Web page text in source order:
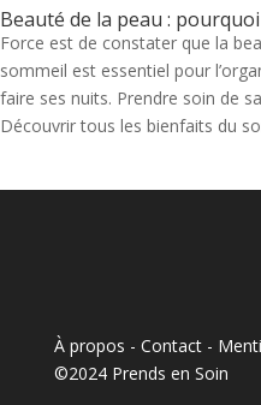
Beauté de la peau :
Force est de constater que la
sommeil est essentiel pour
faire ses nuits. Prendre soin de
Découvrir tous les bienfaits du
À propos - Contact-
©2024 Prends en Soin